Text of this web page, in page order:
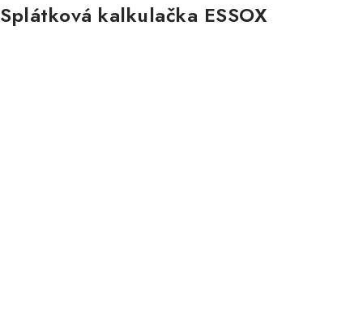
Splátková kalkulačka ESSOX